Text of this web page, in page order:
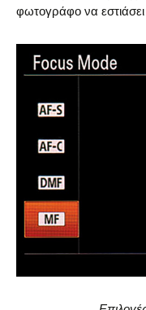
φωτογράφο να